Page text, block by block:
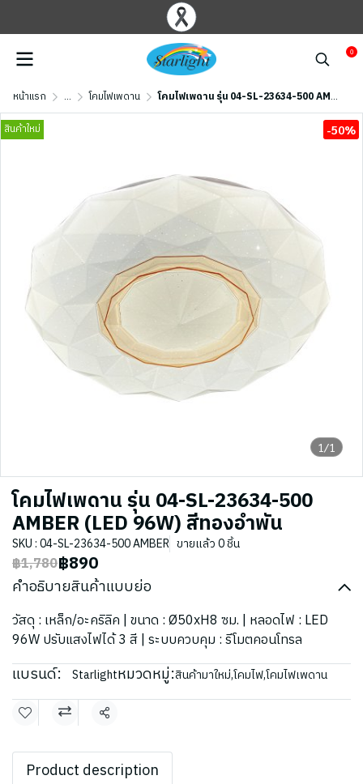
0
หน้าแรก ... โคมไฟเพดาน โคมไฟเพดาน รุ่น 04-SL-23634-500 AMBER (LED 96W) สีทองอำพัน
1/1
สินค้าใหม่ -50%
โคมไฟเพดาน รุ่น 04-SL-23634-500
AMBER (LED 96W) สีทองอำพัน
SKU : 04-SL-23634-500 AMBER ขายแล้ว 0 ชิ้น
฿1,780฿890
คำอธิบายสินค้าแบบย่อ
วัสดุ : เหล็ก/อะคริลิค | ขนาด : Ø50xH8 ซม. | หลอดไฟ : LED
96W ปรับแสงไฟได้ 3 สี | ระบบควบคุม : รีโมตคอนโทรล
แบรนด์: Starlightหมวดหมู่:สินค้ามาใหม่,โคมไฟ,โคมไฟเพดาน
แชร์
Product description